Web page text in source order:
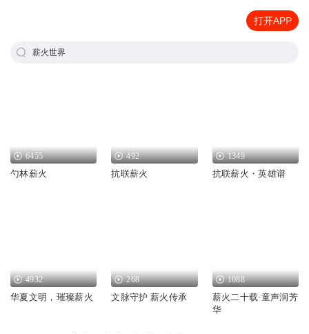
打开APP
薪火世界
6455
勺林薪火
492
抗联薪火
1349
抗联薪火・英雄谱
4932
华夏文明，璀璨薪火
268
文脉守护 薪火传承
1088
薪火二十载·童声润芳
华